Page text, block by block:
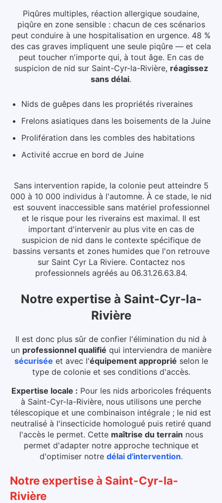
Piqûres multiples, réaction allergique soudaine,
piqûre en zone sensible : chacun de ces scénarios
peut conduire à une hospitalisation en urgence. 48 %
des cas graves impliquent une seule piqûre — et cela
peut toucher n'importe qui, à tout âge. En cas de
suspicion de nid sur Saint-Cyr-la-Rivière, réagissez
sans délai.
Nids de guêpes dans les propriétés riveraines
Frelons asiatiques dans les boisements de la Juine
Prolifération dans les combles des habitations
Activité accrue en bord de Juine
Sans intervention rapide, la colonie peut atteindre 5
000 à 10 000 individus à l'automne. À ce stade, le nid
est souvent inaccessible sans matériel professionnel
et le risque pour les riverains est maximal. Il est
important d'intervenir au plus vite en cas de
suspicion de nid dans le contexte spécifique de
bassins versants et zones humides que l'on retrouve
sur Saint Cyr La Riviere. Contactez nos
professionnels agréés au 06.31.26.63.84.
Notre expertise à Saint-Cyr-la-
Rivière
Il est donc plus sûr de confier l'élimination du nid à
un professionnel qualifié qui interviendra de manière
sécurisée et avec l'équipement approprié selon le
type de colonie et ses conditions d'accès.
Expertise locale : Pour les nids arboricoles fréquents
à Saint-Cyr-la-Rivière, nous utilisons une perche
télescopique et une combinaison intégrale ; le nid est
neutralisé à l'insecticide homologué puis retiré quand
l'accès le permet. Cette maîtrise du terrain nous
permet d'adapter notre approche technique et
d'optimiser notre délai d'intervention.
Notre expertiseà Saint-Cyr-la-
Rivière